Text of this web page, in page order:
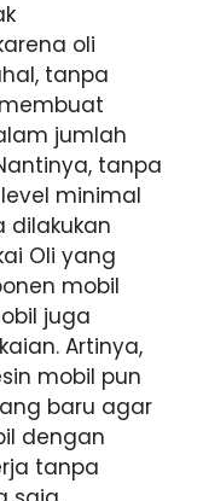
oli
tanpa
jumlah
tanpa
minimal
dilakukan
Oli yang
mobil
juga
Artinya,
mobil pun
baru agar
dengan
tanpa